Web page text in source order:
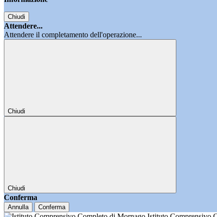
Chiudi
Attendere...
Attendere il completamento dell'operazione...
Chiudi
Chiudi
Conferma
Annulla Conferma